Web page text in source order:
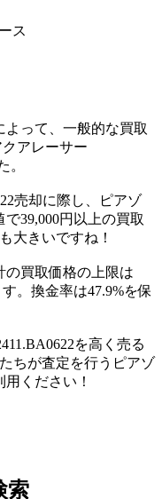
ス
よって、一般的な買取
アレーサー
。
売却に際し、ピアゾ
39,000円以上の買取
大きいですね！
の買取価格の上限は
。換金率は47.9%を保
を高く売る
ちが査定を行うピアゾ
ください！
索